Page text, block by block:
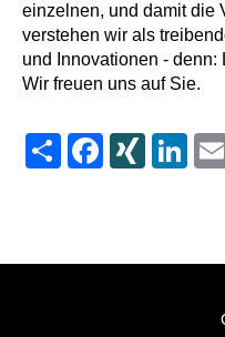
einzelnen, und damit die
verstehen wir als
und Innovationen -
Wir freuen uns auf Sie.
Share FacebookXING